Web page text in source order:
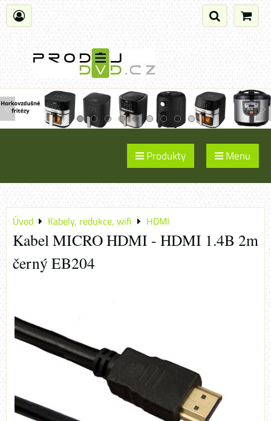
Produkty Menu
Úvod Kabely, redukce, wifi HDMI
Kabel MICRO HDMI - HDMI 1.4B 2m
černý EB204